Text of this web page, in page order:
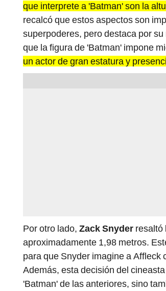
que interprete a 'Batman' son la
recalcó que estos aspectos son
superpoderes, pero destaca por
que la figura de 'Batman' impone
un actor de gran estatura y
Por otro lado, Zack Snyder resaltó
aproximadamente 1,98 metros.
para que Snyder imagine a Affleck
Además, esta decisión del
'Batman' de las anteriores, sino